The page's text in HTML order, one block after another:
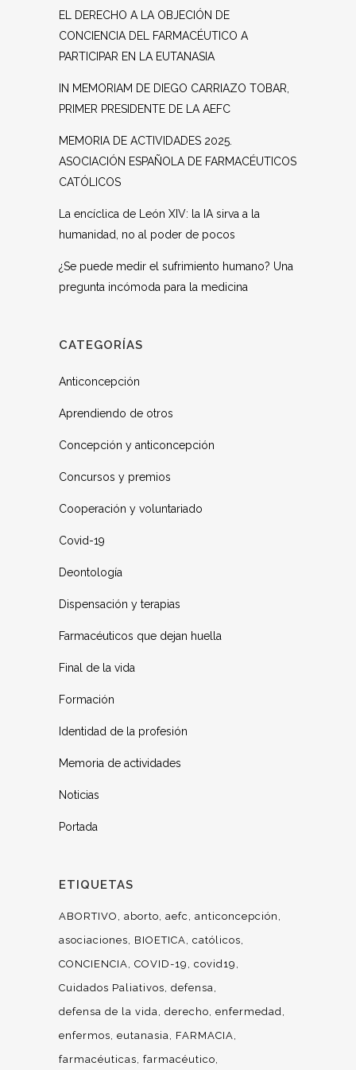
EL DERECHO A LA OBJECIÓN DE
CONCIENCIA DEL FARMACÉUTICO A
PARTICIPAR EN LA EUTANASIA
IN MEMORIAM DE DIEGO CARRIAZO TOBAR,
PRIMER PRESIDENTE DE LA AEFC
MEMORIA DE ACTIVIDADES 2025.
ASOCIACIÓN ESPAÑOLA DE FARMACÉUTICOS
CATÓLICOS
La encíclica de León XIV: la IA sirva a la
humanidad, no al poder de pocos
¿Se puede medir el sufrimiento humano? Una
pregunta incómoda para la medicina
CATEGORÍAS
Anticoncepción
Aprendiendo de otros
Concepción y anticoncepción
Concursos y premios
Cooperación y voluntariado
Covid-19
Deontología
Dispensación y terapias
Farmacéuticos que dejan huella
Final de la vida
Formación
Identidad de la profesión
Memoria de actividades
Noticias
Portada
ETIQUETAS
ABORTIVO aborto aefc
anticoncepción
asociaciones
BIOETICA católicos
CONCIENCIA COVID-19
covid19
Cuidados Paliativos defensa
defensa de la vida derecho enfermedad
enfermos eutanasia
FARMACIA
farmacéuticas farmacéutico